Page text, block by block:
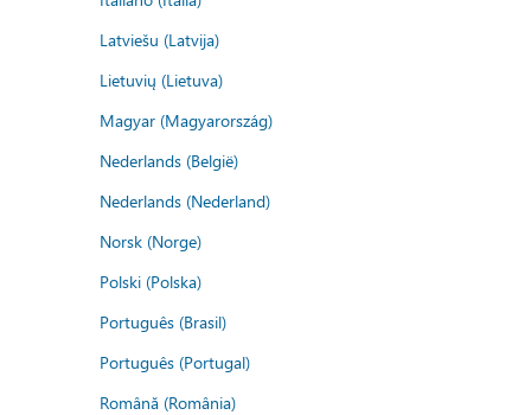
Latviešu (Latvija)
Lietuvių (Lietuva)
Magyar (Magyarország)
Nederlands (België)
Nederlands (Nederland)
Norsk (Norge)
Polski (Polska)
Português (Brasil)
Português (Portugal)
Română (România)